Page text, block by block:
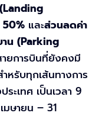
50% และส่วนลดค่า
าน (Parking
ยการบินที่ยังคงมี
ำหรับทุกเส้นทางการ
ระเทศ เป็นเวลา 9
มษายน – 31